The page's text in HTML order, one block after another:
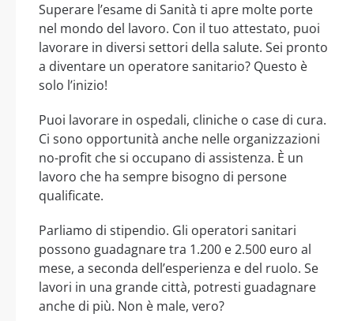
Superare l’esame di Sanità ti apre molte porte
nel mondo del lavoro. Con il tuo attestato, puoi
lavorare in diversi settori della salute. Sei pronto
a diventare un operatore sanitario? Questo è
solo l’inizio!
Puoi lavorare in ospedali, cliniche o case di cura.
Ci sono opportunità anche nelle organizzazioni
no-profit che si occupano di assistenza. È un
lavoro che ha sempre bisogno di persone
qualificate.
Parliamo di stipendio. Gli operatori sanitari
possono guadagnare tra 1.200 e 2.500 euro al
mese, a seconda dell’esperienza e del ruolo. Se
lavori in una grande città, potresti guadagnare
anche di più. Non è male, vero?